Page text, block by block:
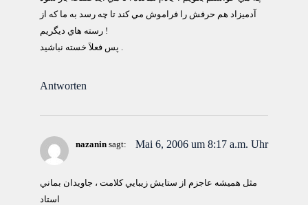
آدميزاد هم حرفش را فراموش مي كند تا چه رسد به ما كه از
رسته هاي ديگريم !
Antworten
nazanin sagt: Mai 6, 2006 um 8:17 a.m. Uhr
مثل هميشه عاجزم از ستايش زيبايي كلامت ، جاويدان بماني
استاد